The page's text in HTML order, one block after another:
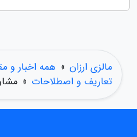
مالزی ارزان » همه اخبار و
تعاریف و اصطلاحات »